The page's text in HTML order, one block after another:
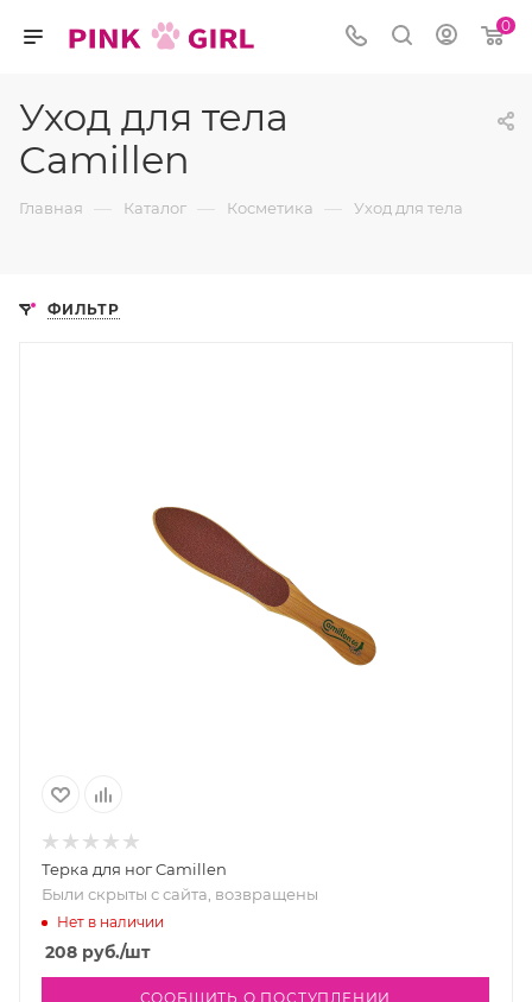
0
Уход для тела
Camillen
Главная — Каталог — Косметика — Уход для тела
ФИЛЬТР
Терка для ног Camillen
Были скрыты с сайта, возвращены
Нет в наличии
208 руб./шт
СООБЩИТЬ О ПОСТУПЛЕНИИ